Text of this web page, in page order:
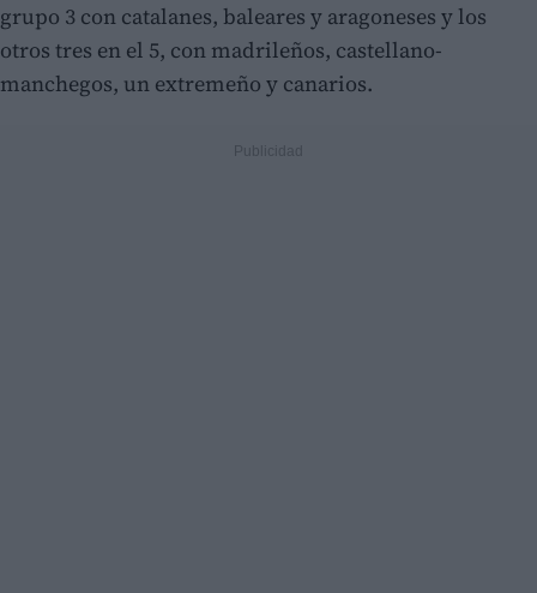
grupo 3 con catalanes, baleares y aragoneses y los
otros tres en el 5, con madrileños, castellano-
manchegos, un extremeño y canarios.